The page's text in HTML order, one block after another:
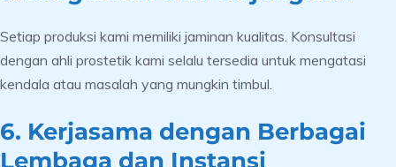
Setiap produksi kami memiliki jaminan kualitas. Konsultasi
dengan ahli prostetik kami selalu tersedia untuk mengatasi
kendala atau masalah yang mungkin timbul.
6. Kerjasama dengan Berbagai
Lembaga dan Instansi